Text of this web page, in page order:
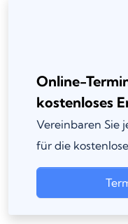
Online-
kostenloses
Vereinbaren Sie
für die